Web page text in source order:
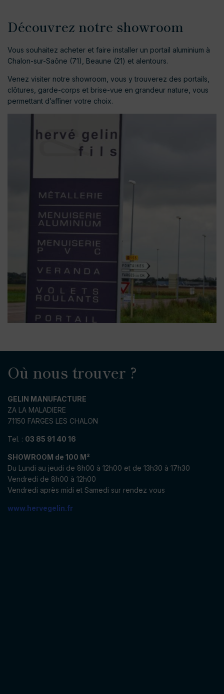
Découvrez notre showroom
Vous souhaitez acheter et faire installer un portail aluminium à
Chalon-sur-Saône (71), Beaune (21) et alentours.
Venez visiter notre showroom, vous y trouverez des portails,
clôtures, garde-corps et brise-vue en grandeur nature, vous
permettant d’affiner votre choix.
Où nous trouver ?
GELIN MANUFACTURE
ZA LA MALADIERE
71150 FARGES LES CHALON
Tel. : 03 85 91 40 16
SHOWROOM de 100 M²
Du Lundi au jeudi de 8h00 à 12h00 et de 13h30 à 17h30
Vendredi de 8h00 à 12h00
Vendredi après midi et Samedi sur rendez vous
www.hervegelin.fr